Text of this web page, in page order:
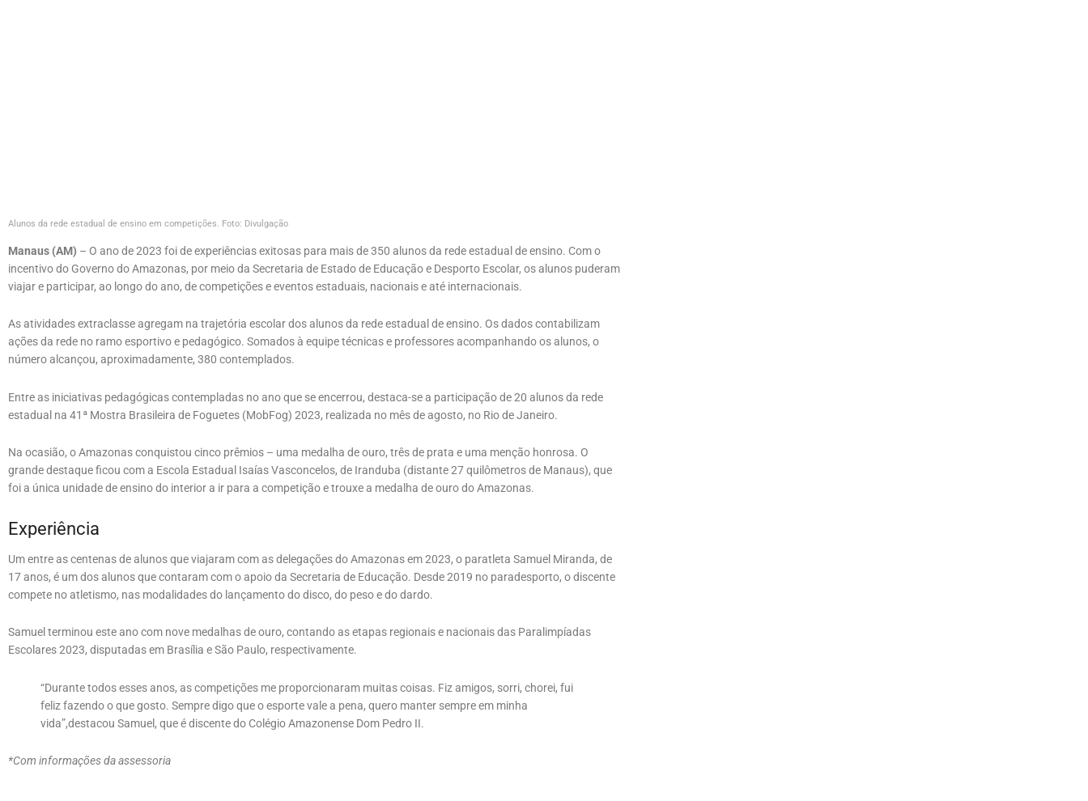
Alunos da rede estadual de ensino em competições. Foto: Divulgação
Manaus (AM) – O ano de 2023 foi de experiências exitosas para mais de 350 alunos da rede estadual de ensino. Com o
incentivo do Governo do Amazonas, por meio da Secretaria de Estado de Educação e Desporto Escolar, os alunos puderam
viajar e participar, ao longo do ano, de competições e eventos estaduais, nacionais e até internacionais.
As atividades extraclasse agregam na trajetória escolar dos alunos da rede estadual de ensino. Os dados contabilizam
ações da rede no ramo esportivo e pedagógico. Somados à equipe técnicas e professores acompanhando os alunos, o
número alcançou, aproximadamente, 380 contemplados.
Entre as iniciativas pedagógicas contempladas no ano que se encerrou, destaca-se a participação de 20 alunos da rede
estadual na 41ª Mostra Brasileira de Foguetes (MobFog) 2023, realizada no mês de agosto, no Rio de Janeiro.
Na ocasião, o Amazonas conquistou cinco prêmios – uma medalha de ouro, três de prata e uma menção honrosa. O
grande destaque ficou com a Escola Estadual Isaías Vasconcelos, de Iranduba (distante 27 quilômetros de Manaus), que
foi a única unidade de ensino do interior a ir para a competição e trouxe a medalha de ouro do Amazonas.
Experiência
Um entre as centenas de alunos que viajaram com as delegações do Amazonas em 2023, o paratleta Samuel Miranda, de
17 anos, é um dos alunos que contaram com o apoio da Secretaria de Educação. Desde 2019 no paradesporto, o discente
compete no atletismo, nas modalidades do lançamento do disco, do peso e do dardo.
Samuel terminou este ano com nove medalhas de ouro, contando as etapas regionais e nacionais das Paralimpíadas
Escolares 2023, disputadas em Brasília e São Paulo, respectivamente.
“Durante todos esses anos, as competições me proporcionaram muitas coisas. Fiz amigos, sorri, chorei, fui
feliz fazendo o que gosto. Sempre digo que o esporte vale a pena, quero manter sempre em minha
vida”,destacou Samuel, que é discente do Colégio Amazonense Dom Pedro II.
*Com informações da assessoria